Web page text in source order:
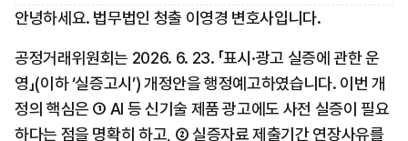
안녕하세요. 법무법인 청출 이영경 변호사입니다.
공정거래위원회는 2026. 6. 23. 「표시·광고 실증에 관한 운
영」(이하 ‘실증고시’) 개정안을 행정예고하였습니다. 이번 개
정의 핵심은 ① AI 등 신기술 제품 광고에도 사전 실증이 필요
하다는 점을 명확히 하고, ② 실증자료 제출기간 연장사유를